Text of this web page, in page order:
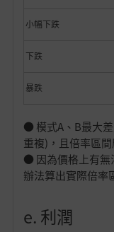
小幅下跌
下跌
暴跌
● 模式A、B最大
重複)，且倍率區
● 因為價格上有無
辦法算出實際倍率
e. 利潤